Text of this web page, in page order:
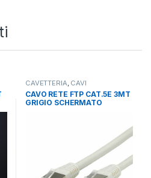
CAVETTERIA, CAVI
NETWORKING,CAVI RETE
PATCH CAT.5
CAVO RETE FTP CAT.5E 3MT
GRIGIO SCHERMATO